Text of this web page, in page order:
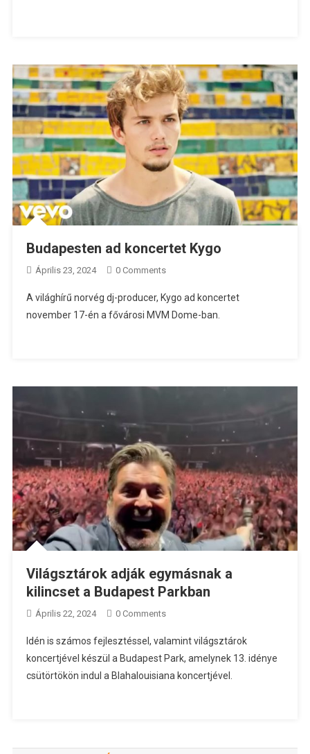
Budapesten ad koncertet Kygo
Április 23, 2024 0 Comments
A világhírű norvég dj-producer, Kygo ad koncertet
november 17-én a fővárosi MVM Dome-ban.
Világsztárok adják egymásnak a
kilincset a Budapest Parkban
Április 22, 2024 0 Comments
Idén is számos fejlesztéssel, valamint világsztárok
koncertjével készül a Budapest Park, amelynek 13. idénye
csütörtökön indul a Blahalouisiana koncertjével.